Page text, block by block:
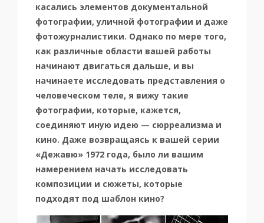
касались элементов документальной
фотографии, уличной фотографии и даже
фотожурналистики. Однако по мере того,
как различные области вашей работы
начинают двигаться дальше, и вы
начинаете исследовать представления о
человеческом теле, я вижу такие
фотографии, которые, кажется,
соединяют иную идею — сюрреализма и
кино. Даже возвращаясь к вашей серии
«Дежавю» 1972 года, было ли вашим
намерением начать исследовать
композиции и сюжеты, которые
подходят под шаблон кино?